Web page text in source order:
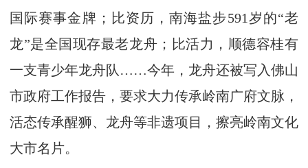
国际赛事金牌；比资历，南海盐步591岁的“老
龙”是全国现存最老龙舟；比活力，顺德容桂有
一支青少年龙舟队……今年，龙舟还被写入佛山
市政府工作报告，要求大力传承岭南广府文脉，
活态传承醒狮、龙舟等非遗项目，擦亮岭南文化
大市名片。